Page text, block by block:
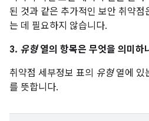
된 것과 같은 추가적인 보안 취약
는 데 필요하지 않습니다.
3. 유형열의 항목은 무엇을 의미하
취약점 세부정보 표의 유형열에 있
를 뜻합니다.